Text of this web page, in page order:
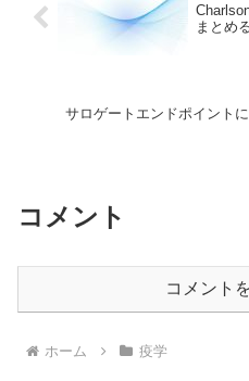
まとめ
サロゲートエンドポイント
コメント
コメント
ホーム 疫学